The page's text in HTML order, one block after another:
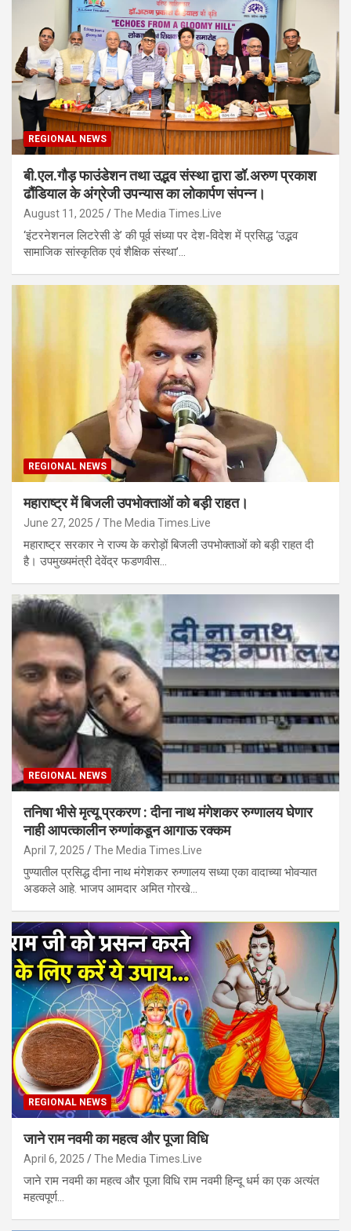
REGIONAL NEWS
बी.एल.गौड़ फाउंडेशन तथा उद्भव संस्था द्वारा डॉ.अरुण प्रकाश
ढौंडियाल के अंग्रेजी उपन्यास का लोकार्पण संपन्न।
August 11, 2025 The Media Times.Live
‘इंटरनेशनल लिटरेसी डे’ की पूर्व संध्या पर देश-विदेश में प्रसिद्ध ‘उद्भव
सामाजिक सांस्कृतिक एवं शैक्षिक संस्था’…
REGIONAL NEWS
महाराष्ट्र में बिजली उपभोक्ताओं को बड़ी राहत।
June 27, 2025 The Media Times.Live
महाराष्ट्र सरकार ने राज्य के करोड़ों बिजली उपभोक्ताओं को बड़ी राहत दी
है। उपमुख्यमंत्री देवेंद्र फडणवीस…
REGIONAL NEWS
तनिषा भीसे मृत्यू प्रकरण : दीना नाथ मंगेशकर रुग्णालय घेणार
नाही आपत्कालीन रुग्णांकडून आगाऊ रक्कम
April 7, 2025 The Media Times.Live
पुण्यातील प्रसिद्ध दीना नाथ मंगेशकर रुग्णालय सध्या एका वादाच्या भोवऱ्यात
अडकले आहे. भाजप आमदार अमित गोरखे…
REGIONAL NEWS
जाने राम नवमी का महत्व और पूजा विधि
April 6, 2025 The Media Times.Live
जाने राम नवमी का महत्व और पूजा विधि राम नवमी हिन्दू धर्म का एक अत्यंत
महत्वपूर्ण…